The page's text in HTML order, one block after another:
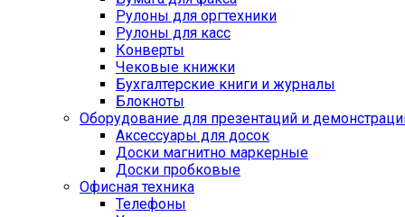
Рулоны для оргтехники
Рулоны для касс
Конверты
Чековые книжки
Бухгалтерские книги и журналы
Блокноты
Оборудование для презентаций и
Аксессуары для досок
Доски магнитно маркерные
Доски пробковые
Офисная техника
Телефоны